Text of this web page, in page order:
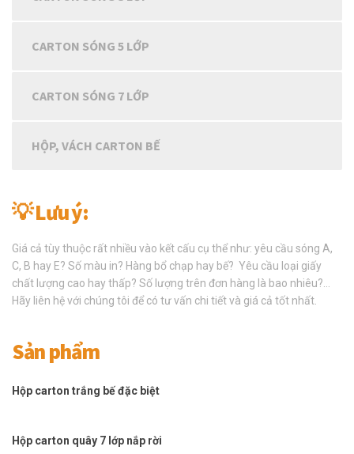
CARTON SÓNG 5 LỚP
CARTON SÓNG 7 LỚP
HỘP, VÁCH CARTON BẾ
💡 Lưu ý:
Giá cả tùy thuộc rất nhiều vào kết cấu cụ thể như: yêu cầu sóng A,
C, B hay E? Số màu in? Hàng bổ chạp hay bế? Yêu cầu loại giấy
chất lượng cao hay thấp? Số lượng trên đơn hàng là bao nhiêu?…
Hãy liên hệ với chúng tôi để có tư vấn chi tiết và giá cả tốt nhất.
Sản phẩm
Hộp carton trắng bế đặc biệt
Hộp carton quây 7 lớp nắp rời